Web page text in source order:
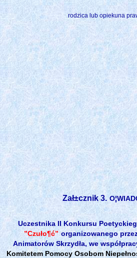
rodzica lub opiekuna
Zał±cznik 3.
Uczestnika II Konkursu
”Czuło¶ć” organizowanego
Animatorów Skrzydła, we
Komitetem Pomocy Osobom